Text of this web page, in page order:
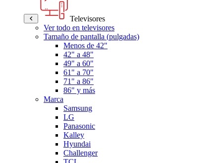
Televisores
Ver todo en televisores
Tamaño de pantalla (pulgadas)
Menos de 42"
42" a 48"
49" a 60"
61" a 70"
71" a 86"
86" y más
Marca
Samsung
LG
Panasonic
Kalley
Hyundai
Challenger